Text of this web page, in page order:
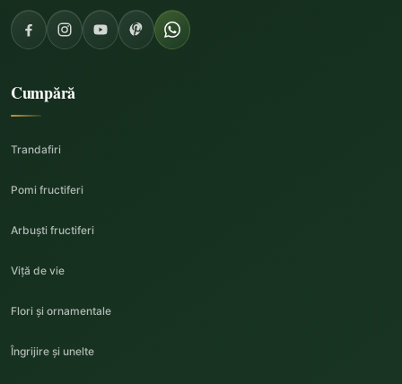
Cumpără
Trandafiri
Pomi fructiferi
Arbuști fructiferi
Viță de vie
Flori și ornamentale
Îngrijire și unelte